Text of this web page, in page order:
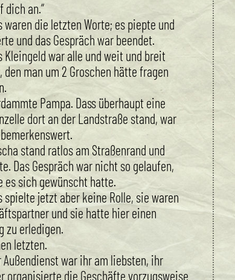
dich an.“
waren die letzten Worte; es piepte und
und das Gespräch war beendet.
Kleingeld war alle und weit und breit
den man um 2 Groschen hätte fragen
Pampa. Dass überhaupt eine
dort an der Landstraße stand, war
stand ratlos am Straßenrand und
Das Gespräch war nicht so gelaufen,
es sich gewünscht hatte.
spielte jetzt aber keine Rolle, sie waren
und sie hatte hier einen
zu erledigen.
letzten.
Außendienst war ihr am liebsten, ihr
organisierte die Geschäfte vorzugsweise